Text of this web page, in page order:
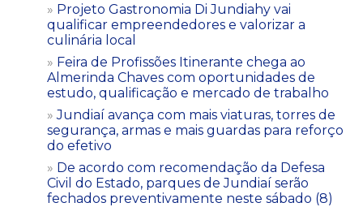
Projeto Gastronomia Di Jundiahy vai
qualificar empreendedores e valorizar a
culinária local
Feira de Profissões Itinerante chega ao
Almerinda Chaves com oportunidades de
estudo, qualificação e mercado de trabalho
Jundiaí avança com mais viaturas, torres de
segurança, armas e mais guardas para reforço
do efetivo
De acordo com recomendação da Defesa
Civil do Estado, parques de Jundiaí serão
fechados preventivamente neste sábado (8)